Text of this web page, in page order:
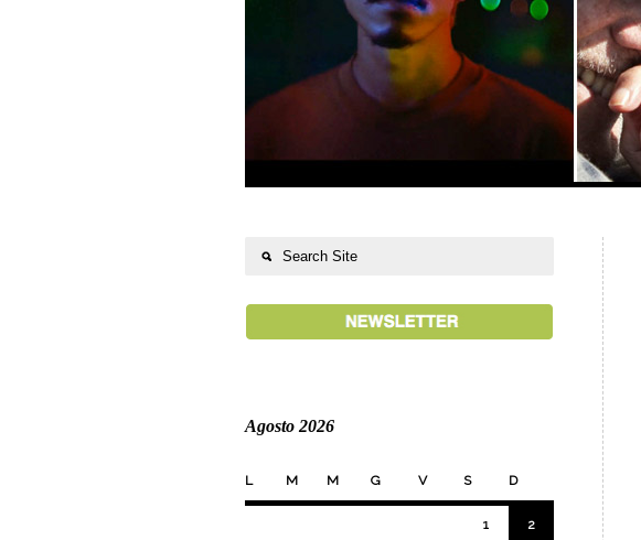
Agosto 2026
L M M G V S D
1 2